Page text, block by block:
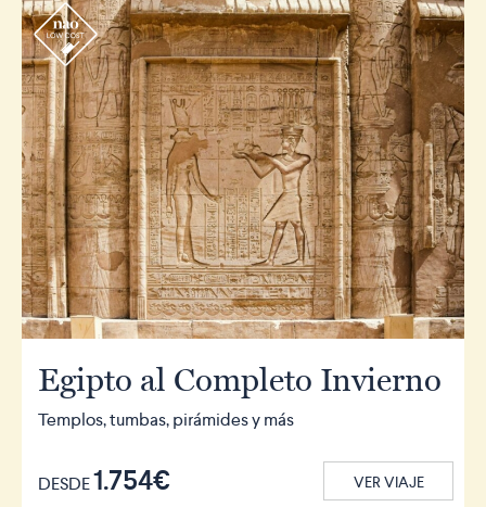
r
Egipto al Completo Invierno
Templos, tumbas, pirámides y más
DESDE1.754€ VER VIAJE